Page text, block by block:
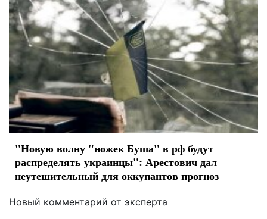
"Новую волну "ножек Буша" в рф будут
распределять украинцы": Арестович дал
неутешительный для оккупантов прогноз
Новый комментарий от эксперта